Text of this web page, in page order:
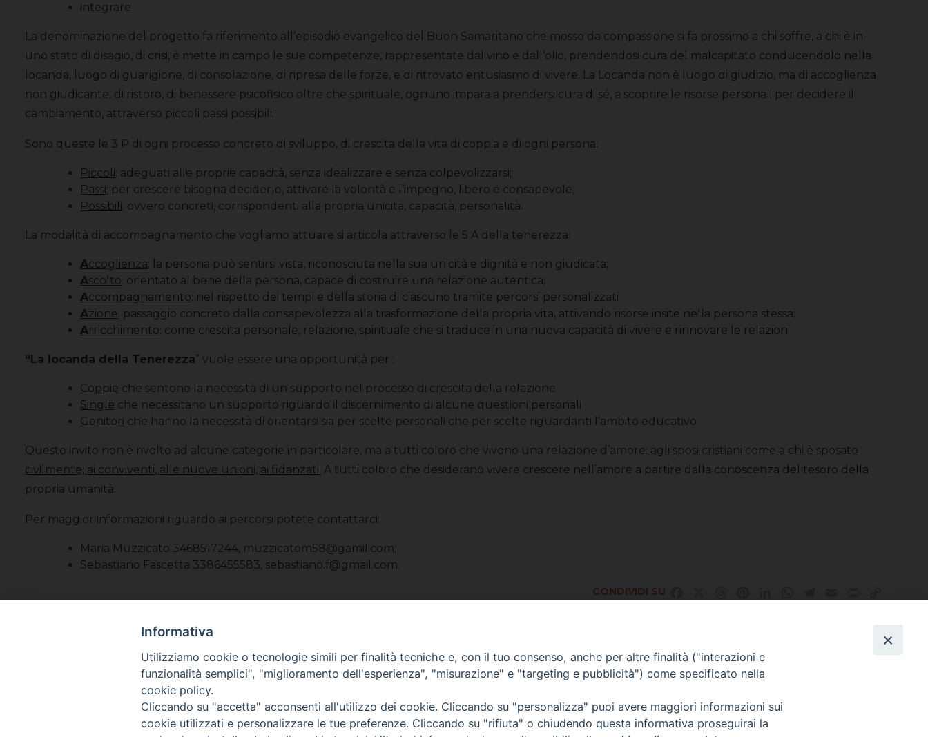
integrare
La denominazione del progetto fa riferimento all’episodio evangelico del Buon Samaritano che mosso da compassione si fa prossimo a chi soffre, a chi è in
uno stato di disagio, di crisi, è mette in campo le sue competenze, rappresentate dal vino e dall’olio, prendendosi cura del malcapitato conducendolo nella
locanda, luogo di guarigione, di consolazione, di ripresa delle forze, e di ritrovato entusiasmo di vivere. La Locanda non è luogo di giudizio, ma di accoglienza
non giudicante, di ristoro, di benessere psicofisico oltre che spirituale, ognuno impara a prendersi cura di sé, a scoprire le risorse personali per decidere il
cambiamento, attraverso piccoli passi possibili.
Sono queste le 3 P di ogni processo concreto di sviluppo, di crescita della vita di coppia e di ogni persona:
Piccoli: adeguati alle proprie capacità, senza idealizzare e senza colpevolizzarsi;
Passi: per crescere bisogna deciderlo, attivare la volontà e l’impegno, libero e consapevole;
Possibili: ovvero concreti, corrispondenti alla propria unicità, capacità, personalità.
La modalità di accompagnamento che vogliamo attuare si articola attraverso le 5 A della tenerezza:
Accoglienza: la persona può sentirsi vista, riconosciuta nella sua unicità e dignità e non giudicata;
Ascolto: orientato al bene della persona, capace di costruire una relazione autentica;
Accompagnamento: nel rispetto dei tempi e della storia di ciascuno tramite percorsi personalizzati
Azione: passaggio concreto dalla consapevolezza alla trasformazione della propria vita, attivando risorse insite nella persona stessa;
Arricchimento: come crescita personale, relazione, spirituale che si traduce in una nuova capacità di vivere e rinnovare le relazioni
“La locanda della Tenerezza” vuole essere una opportunità per :
Coppie che sentono la necessità di un supporto nel processo di crescita della relazione
Single che necessitano un supporto riguardo il discernimento di alcune questioni personali
Genitori che hanno la necessità di orientarsi sia per scelte personali che per scelte riguardanti l’ambito educativo
Questo invito non è rivolto ad alcune categorie in particolare, ma a tutti coloro che vivono una relazione d’amore: agli sposi cristiani come a chi è sposato
civilmente; ai conviventi, alle nuove unioni, ai fidanzati. A tutti coloro che desiderano vivere crescere nell’amore a partire dalla conoscenza del tesoro della
propria umanità.
Per maggior informazioni riguardo ai percorsi potete contattarci:
Maria Muzzicato 3468517244, muzzicatom58@gamil.com;
Sebastiano Fascetta 3386455583, sebastiano.f@gmail.com.
CONDIVIDI SU
Direttore Responsabile Giuseppe Rabita
Direttore Amministrativo Salvatore Bruno
Via Cammarata, 21 – Piazza Armerina
Autorizzazione Tribunale di Enna n. 113 del 24/2/2007
Informativa
Utilizziamo cookie o tecnologie simili per finalità tecniche e, con il tuo consenso, anche per altre finalità ("interazioni e
funzionalità semplici", "miglioramento dell'esperienza", "misurazione" e "targeting e pubblicità") come specificato nella
cookie policy.
Cliccando su "accetta" acconsenti all'utilizzo dei cookie. Cliccando su "personalizza" puoi avere maggiori informazioni sui
cookie utilizzati e personalizzare le tue preferenze. Cliccando su "rifiuta" o chiudendo questa informativa proseguirai la